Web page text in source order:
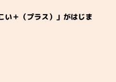
い＋（プラス）」がはじま